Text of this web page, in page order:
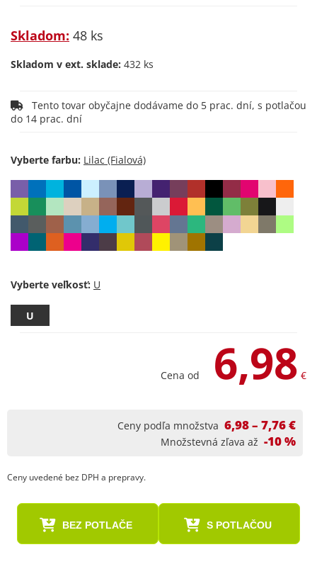
Skladom: 48 ks
Skladom v ext. sklade: 432 ks
do 14 prac. dní
Vyberte farbu:
Vyberte veľkosť:
U
Cena od 6,98 €
Ceny podľa množstva 6,98 – 7,76 €
Množstevná zľava až -10 %
Ceny uvedené bez DPH a prepravy.
BEZ POTLAČE S POTLAČOU